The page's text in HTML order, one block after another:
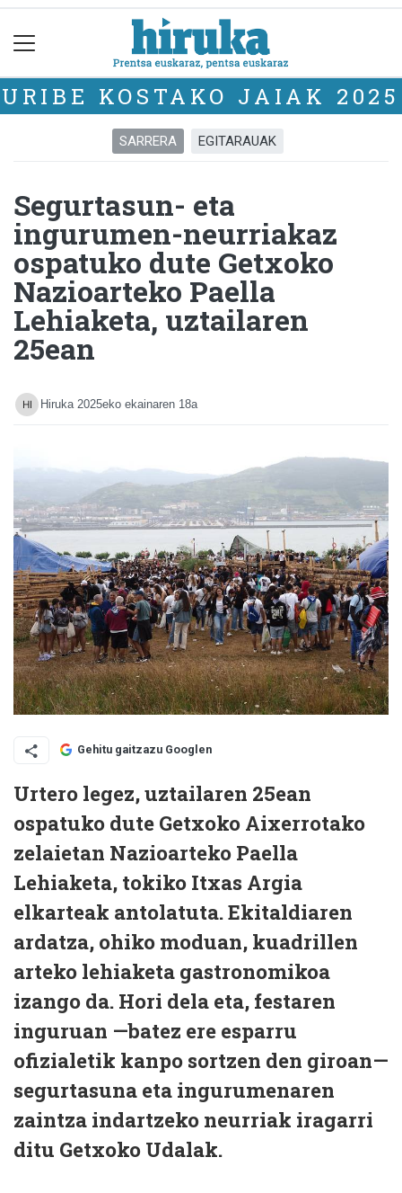
URIBE KOSTAKO JAIAK 2025
SARRERA EGITARAUAK
Segurtasun- eta
ingurumen-neurriakaz
ospatuko dute Getxoko
Nazioarteko Paella
Lehiaketa, uztailaren
25ean
Hiruka 2025eko ekainaren 18a
Gehitu gaitzazu Googlen
Urtero legez, uztailaren 25ean
ospatuko dute Getxoko Aixerrotako
zelaietan Nazioarteko Paella
Lehiaketa, tokiko Itxas Argia
elkarteak antolatuta. Ekitaldiaren
ardatza, ohiko moduan, kuadrillen
arteko lehiaketa gastronomikoa
izango da. Hori dela eta, festaren
inguruan —batez ere esparru
ofizialetik kanpo sortzen den giroan—
segurtasuna eta ingurumenaren
zaintza indartzeko neurriak iragarri
ditu Getxoko Udalak.